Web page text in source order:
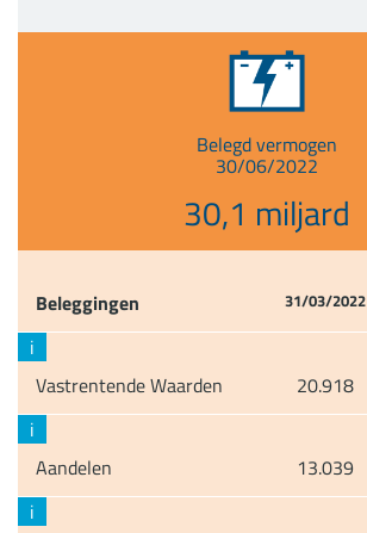
Belegd vermogen
30/06/2022
30,1 miljard
Beleggingen 31/03/2022
Vastrentende Waarden
i
20.918
Aandelen
i
13.039
i